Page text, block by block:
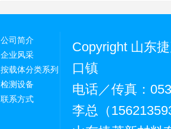
公司简介
企业风采
按载体分类系列
检测设备
联系方式
Copyright 山东
口镇
电话／传真：
李总（